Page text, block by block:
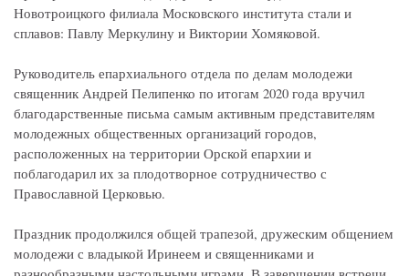
Новотроицкого филиала Московского института стали и
сплавов: Павлу Меркулину и Виктории Хомяковой.
Руководитель епархиального отдела по делам молодежи
священник Андрей Пелипенко по итогам 2020 года вручил
благодарственные письма самым активным представителям
молодежных общественных организаций городов,
расположенных на территории Орской епархии и
поблагодарил их за плодотворное сотрудничество с
Православной Церковью.
Праздник продолжился общей трапезой, дружеским общением
молодежи с владыкой Иринеем и священниками и